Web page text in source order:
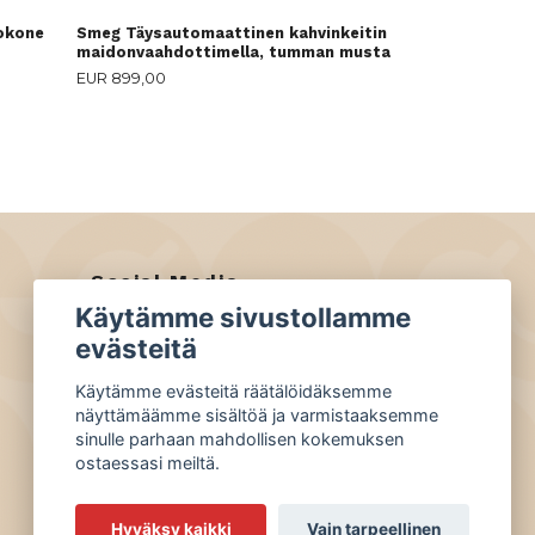
Smeg Täysautomaattinen kahvinkeitin
maidonvaahdottimella, tumman musta
EUR 899,00
Social Media
Facebook
Käytämme sivustollamme
evästeitä
Käytämme evästeitä räätälöidäksemme
näyttämäämme sisältöä ja varmistaaksemme
sinulle parhaan mahdollisen kokemuksen
ostaessasi meiltä.
Hyväksy kaikki Vain tarpeellinen